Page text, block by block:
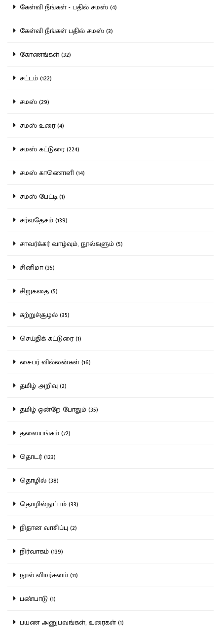
கேள்வி நீங்கள் - பதில் சமஸ் (4)
கேள்வி நீங்கள் பதில் சமஸ் (3)
கோணங்கள் (32)
சட்டம் (122)
சமஸ் (29)
சமஸ் உரை (4)
சமஸ் கட்டுரை (224)
சமஸ் காணொளி (14)
சமஸ் பேட்டி (1)
சர்வதேசம் (139)
சாவர்க்கர் வாழ்வும், நூல்களும் (5)
சினிமா (35)
சிறுகதை (5)
சுற்றுச்சூழல் (35)
செய்திக் கட்டுரை (1)
சைபர் வில்லன்கள் (16)
தமிழ் அறிவு (2)
தமிழ் ஒன்றே போதும் (35)
தலையங்கம் (72)
தொடர் (123)
தொழில் (38)
தொழில்நுட்பம் (33)
நிதான வாசிப்பு (2)
நிர்வாகம் (139)
நூல் விமர்சனம் (11)
பண்பாடு (1)
பயண அனுபவங்கள், உரைகள் (1)